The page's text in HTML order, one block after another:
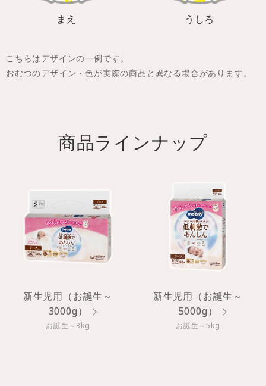
まえ うしろ
こちらはデザインの一例です。
おむつのデザイン・色が実際の商品と異なる場合があります。
商品ラインナップ
新生児用（お誕生～
3000g）
お誕生～3kg
新生児用（お誕生～
5000g）
お誕生～5kg